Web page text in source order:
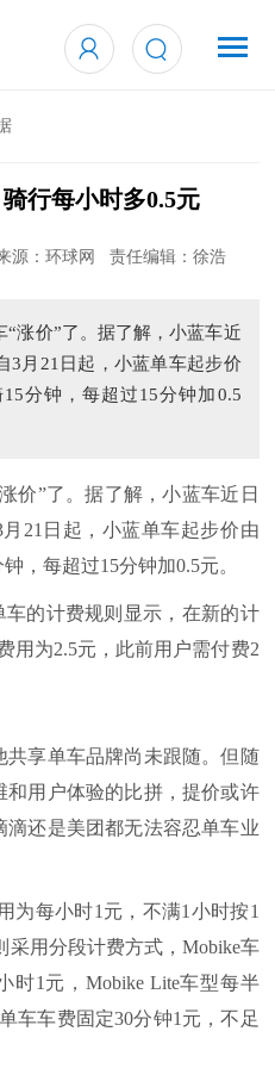
行每小时多0.5元
源：环球网 责任编辑：徐浩
“涨价”了。据了解，小蓝车近
3月21日起，小蓝单车起步价
分钟，每超过15分钟加0.5
”了。据了解，小蓝车近日
21日起，小蓝单车起步价由
，每超过15分钟加0.5元。
的计费规则显示，在新的计
用为2.5元，此前用户需付费2
享单车品牌尚未跟随。但随
用户体验的比拼，提价或许
滴还是美团都无法容忍单车业
每小时1元，不满1小时按1
用分段计费方式，Mobike车
时1元，Mobike Lite车型每半
车车费固定30分钟1元，不足